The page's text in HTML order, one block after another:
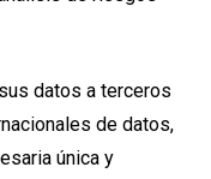
datos a terceros
de datos,
única y